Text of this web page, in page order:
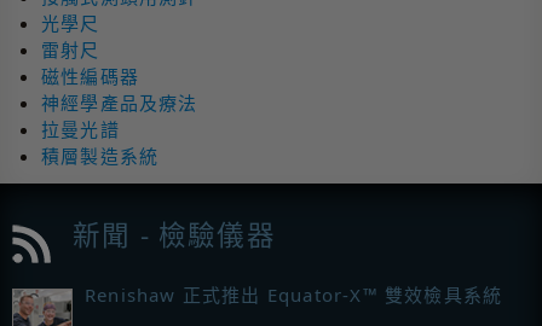
光學尺
雷射尺
磁性編碼器
神經學產品及療法
拉曼光譜
積層製造系統
新聞 - 檢驗儀器
Renishaw 正式推出 Equator-X™ 雙效檢具系統